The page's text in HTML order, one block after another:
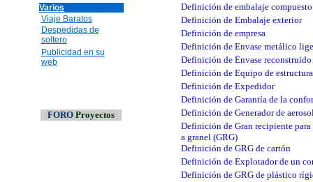
Varios
Viaje Baratos
Despedidas de
soltero
Publicidad en su
web
FORO Proyectos
Definición de embalaje compuesto
Definición de Embalaje exterior
Definición de empresa
Definición de Envase metálico
Definición de Envase reconstruido
Definición de Equipo de estructura
Definición de Expedidor
Definición de Garantía de la
Definición de Generador de
Definición de Gran recipiente para
a granel (GRG)
Definición de GRG de cartón
Definición de Explotador de un
Definición de GRG de plástico